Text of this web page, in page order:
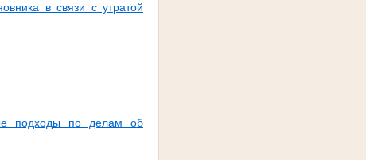
в связи с утратой
подходы по делам об